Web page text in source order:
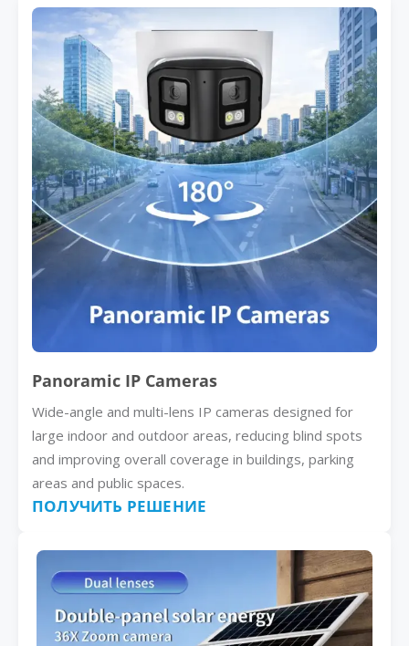
Panoramic IP Cameras
Wide-angle and multi-lens IP cameras designed for
large indoor and outdoor areas, reducing blind spots
and improving overall coverage in buildings, parking
areas and public spaces.
ПОЛУЧИТЬ РЕШЕНИЕ